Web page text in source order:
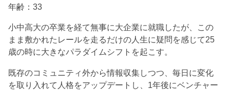
年齢：33
小中高大の卒業を経て無事に大企業に就職したが、この
まま敷かれたレールを走るだけの人生に疑問を感じて25
歳の時に大きなパラダイムシフトを起こす。
既存のコミュニティ外から情報収集しつつ、毎日に変化
を取り入れて人格をアップデートし、1年後にベンチャー